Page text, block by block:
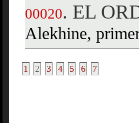
00020. EL
Alekhine,
1 2 3 4 5 6 7